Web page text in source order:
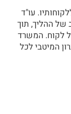
עו"ד
של ההליך, תוך
לקוח. המשרד
המיטבי לכל